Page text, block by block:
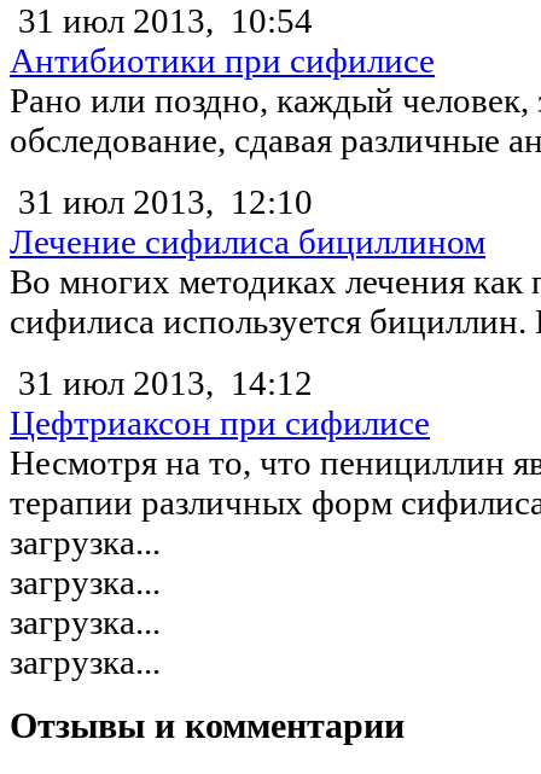
31 июл 2013, 10:54
Антибиотики при сифилисе
Рано или поздно, каждый человек,
обследование, сдавая различные
31 июл 2013, 12:10
Лечение сифилиса бициллином
Во многих методиках лечения как
сифилиса используется
31 июл 2013, 14:12
Цефтриаксон при сифилисе
Несмотря на то, что пенициллин
терапии различных форм
загрузка...
загрузка...
загрузка...
загрузка...
Отзывы и комментарии